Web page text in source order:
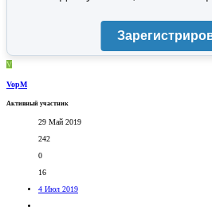
V
VopM
Активный участник
29 Май 2019
242
0
16
4 Июл 2019